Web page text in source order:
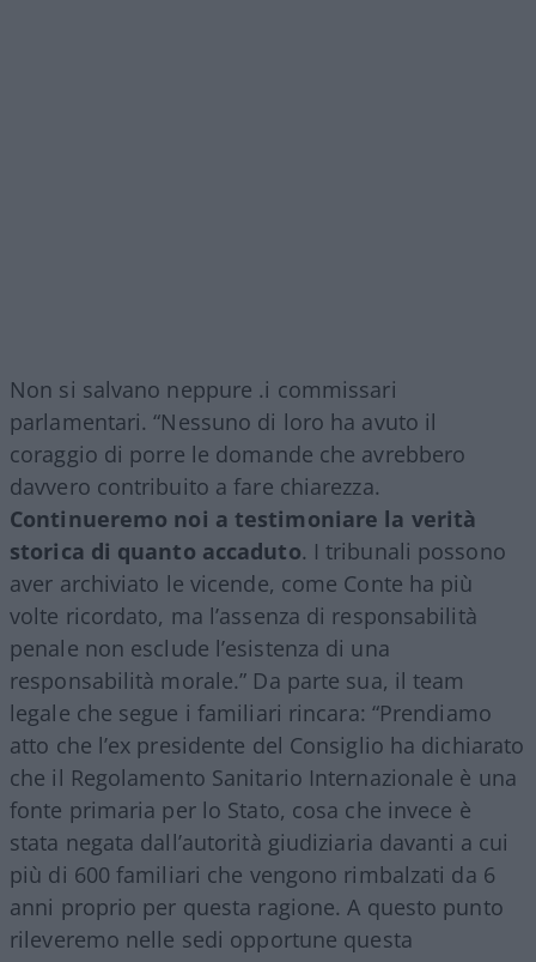
Non si salvano neppure .i commissari
parlamentari. “Nessuno di loro ha avuto il
coraggio di porre le domande che avrebbero
davvero contribuito a fare chiarezza.
Continueremo noi a testimoniare la verità
storica di quanto accaduto. I tribunali possono
aver archiviato le vicende, come Conte ha più
volte ricordato, ma l’assenza di responsabilità
penale non esclude l’esistenza di una
responsabilità morale.” Da parte sua, il team
legale che segue i familiari rincara: “Prendiamo
atto che l’ex presidente del Consiglio ha dichiarato
che il Regolamento Sanitario Internazionale è una
fonte primaria per lo Stato, cosa che invece è
stata negata dall’autorità giudiziaria davanti a cui
più di 600 familiari che vengono rimbalzati da 6
anni proprio per questa ragione. A questo punto
rileveremo nelle sedi opportune questa